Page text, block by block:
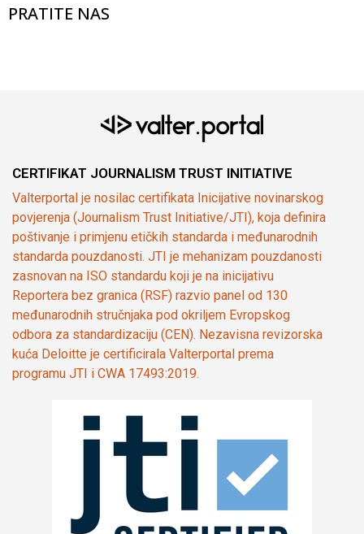
PRATITE NAS
CERTIFIKAT JOURNALISM TRUST INITIATIVE
Valterportal je nosilac certifikata Inicijative novinarskog
povjerenja (Journalism Trust Initiative/JTI), koja definira
poštivanje i primjenu etičkih standarda i međunarodnih
standarda pouzdanosti. JTI je mehanizam pouzdanosti
zasnovan na ISO standardu koji je na inicijativu
Reportera bez granica (RSF) razvio panel od 130
međunarodnih stručnjaka pod okriljem Evropskog
odbora za standardizaciju (CEN). Nezavisna revizorska
kuća Deloitte je certificirala Valterportal prema
programu JTI i CWA 17493:2019.